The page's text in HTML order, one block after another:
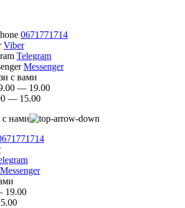
0671771714
Viber
Telegram
Messenger
с вами
— 19.00
— 15.00
с нами
Messenger
19.00